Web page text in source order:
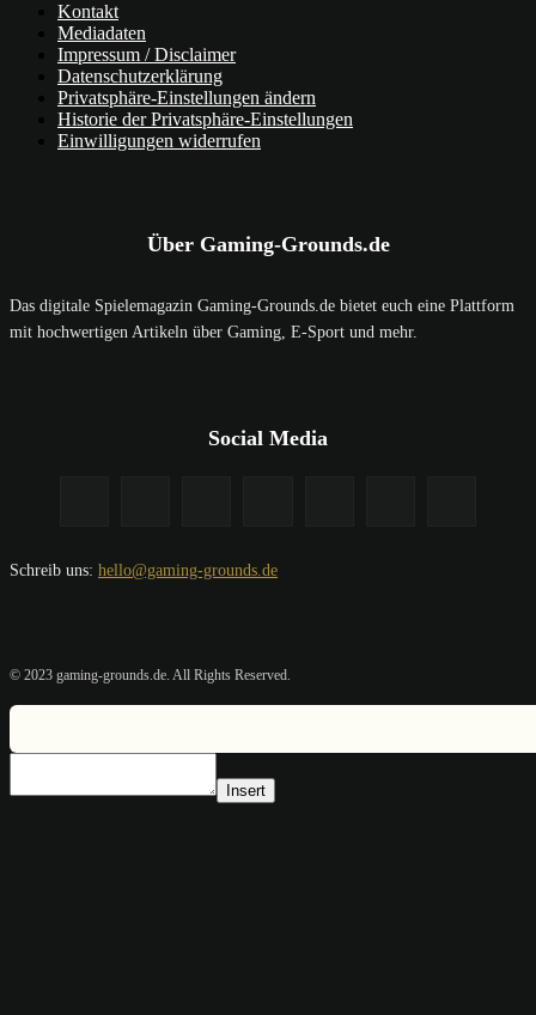
Kontakt
Mediadaten
Impressum / Disclaimer
Datenschutzerklärung
Privatsphäre-Einstellungen ändern
Historie der Privatsphäre-Einstellungen
Einwilligungen widerrufen
Über Gaming-Grounds.de
Das digitale Spielemagazin Gaming-Grounds.de bietet euch eine Plattform
mit hochwertigen Artikeln über Gaming, E-Sport und mehr.
Social Media
Schreib uns: hello@gaming-grounds.de
© 2023 gaming-grounds.de. All Rights Reserved.
Insert